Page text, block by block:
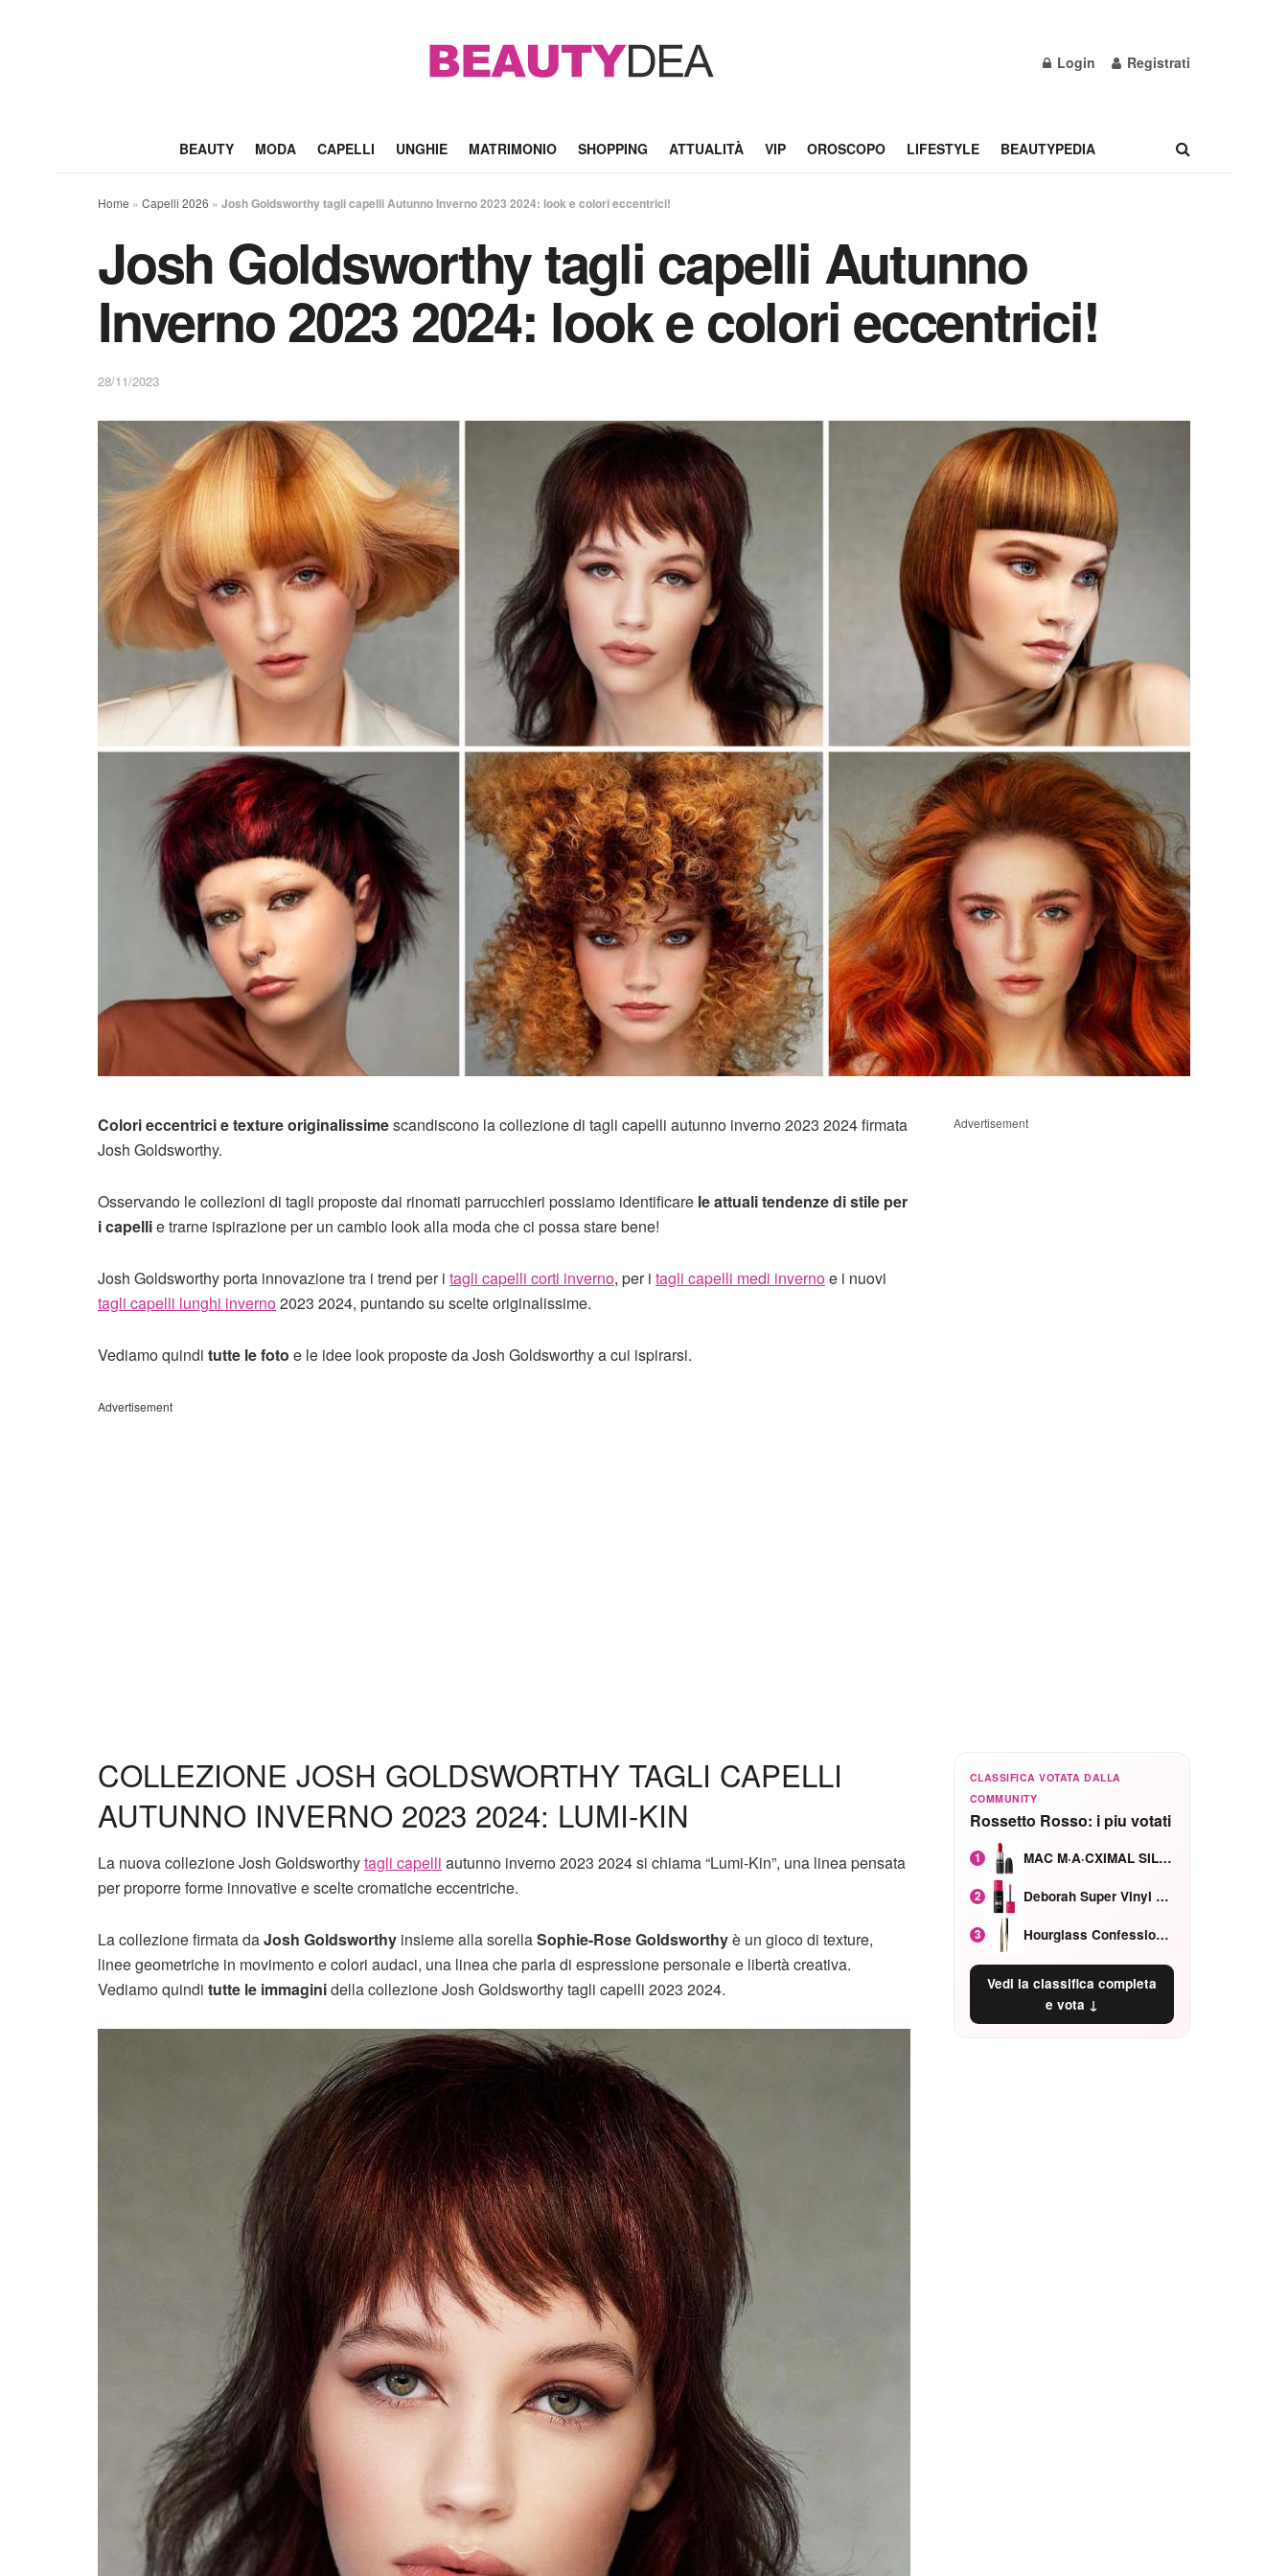
Login Registrati
BEAUTY MODA CAPELLI UNGHIE MATRIMONIO SHOPPING ATTUALITÀ VIP OROSCOPO LIFESTYLE BEAUTYPEDIA
Home » Capelli 2026 » Josh Goldsworthy tagli capelli Autunno Inverno 2023 2024: look e colori eccentrici!
Josh Goldsworthy tagli capelli Autunno
Inverno 2023 2024: look e colori eccentrici!
28/11/2023
Colori eccentrici e texture originalissimescandiscono la collezione di tagli capelli autunno inverno 2023 2024 firmata
Josh Goldsworthy.
Osservando le collezioni di tagli proposte dai rinomati parrucchieri possiamo identificare le attuali tendenze di stile per
i capellie trarne ispirazione per un cambio look alla moda che ci possa stare bene!
Josh Goldsworthy porta innovazione tra i trend per i tagli capelli corti inverno, per i tagli capelli medi invernoe i nuovi
tagli capelli lunghi inverno2023 2024, puntando su scelte originalissime.
Vediamo quindi tutte le foto e le idee look proposte da Josh Goldsworthy a cui ispirarsi.
Advertisement
COLLEZIONE JOSH GOLDSWORTHY TAGLI CAPELLI
AUTUNNO INVERNO 2023 2024: LUMI-KIN
La nuova collezione Josh Goldsworthytagli capelli autunno inverno 2023 2024 si chiama “Lumi-Kin”, una linea pensata
per proporre forme innovative e scelte cromatiche eccentriche.
La collezione firmata daJosh Goldsworthy insieme alla sorellaSophie-Rose Goldsworthyè un gioco di texture,
linee geometriche in movimento e colori audaci, una linea che parla di espressione personale e libertà creativa.
Vediamo quindi tutte le immaginidella collezione Josh Goldsworthy tagli capelli 2023 2024.
Advertisement
CLASSIFICA VOTATA DALLA
COMMUNITY
Rossetto Rosso: i piu votati
1 MAC M·A·CXIMAL SILKY MATTE Red Rock mat
2 Deborah Super Vinyl Shake Rosa Ciliegia
3 Hourglass Confession Ricaricabile Ultra Preciso Ad Alta Intensità Secretly Classic Red
Vedi la classifica completa
e vota ↓